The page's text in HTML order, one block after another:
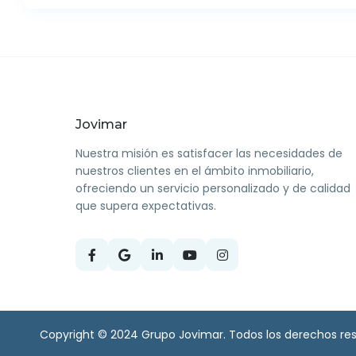
Jovimar
Nuestra misión es satisfacer las necesidades de
nuestros clientes en el ámbito inmobiliario,
ofreciendo un servicio personalizado y de calidad
que supera expectativas.
Copyright © 2024 Grupo Jovimar. Todos los derechos